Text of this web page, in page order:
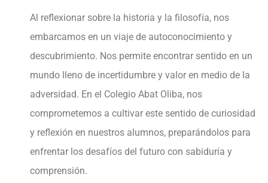
Al reflexionar sobre la historia y la filosofía, nos
embarcamos en un viaje de autoconocimiento y
descubrimiento. Nos permite encontrar sentido en un
mundo lleno de incertidumbre y valor en medio de la
adversidad. En el Colegio Abat Oliba, nos
comprometemos a cultivar este sentido de curiosidad
y reflexión en nuestros alumnos, preparándolos para
enfrentar los desafíos del futuro con sabiduría y
comprensión.